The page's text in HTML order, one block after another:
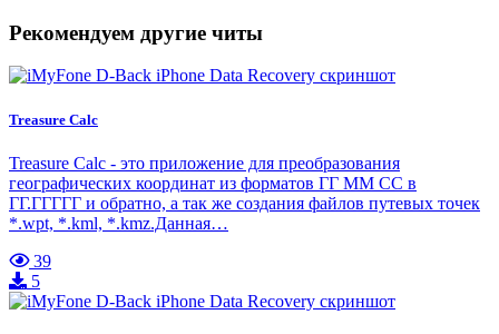
Рекомендуем другие читы
Treasure Calc
Treasure Calc - это приложение для преобразования
географических координат из форматов ГГ ММ СС в
ГГ.ГГГГГ и обратно, а так же создания файлов путевых точек
*.wpt, *.kml, *.kmz.Данная…
39
5